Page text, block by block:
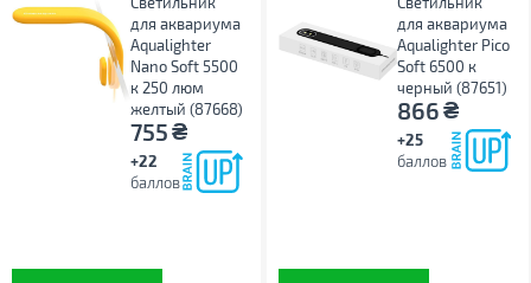
для аквариума
Aqualighter
Nano Soft 5500
к 250 люм
желтый (87668)
755₴
+22
баллов
для аквариума
Aqualighter Pico
Soft 6500 к
черный (87651)
866₴
+25
баллов